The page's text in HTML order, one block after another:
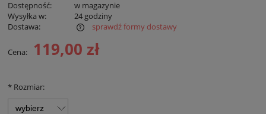
Dostępność:
w magazynie
Wysyłka w:
24 godziny
Dostawa:
sprawdź formy dostawy
Cena: 119,00 zł
* Rozmiar: